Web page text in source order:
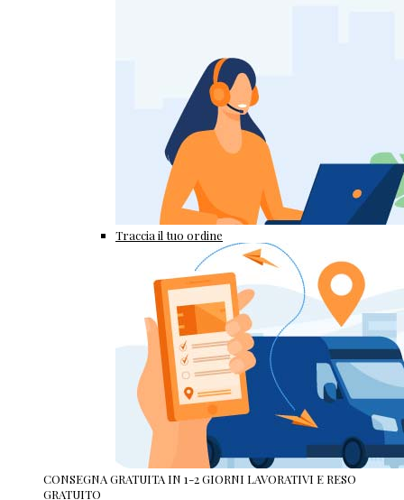
Traccia il tuo ordine
CONSEGNA GRATUITA IN 1-2 GIORNI LAVORATIVI E RESO
GRATUITO